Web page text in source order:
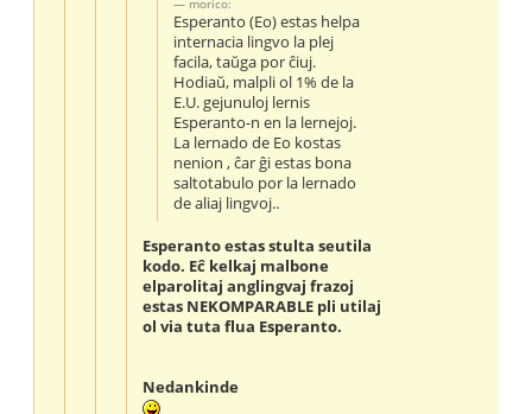
morico:
Esperanto (Eo) estas helpa
internacia lingvo la plej
facila, taŭga por ĉiuj.
Hodiaŭ, malpli ol 1% de la
E.U. gejunuloj lernis
Esperanto-n en la lernejoj.
La lernado de Eo kostas
nenion , ĉar ĝi estas bona
saltotabulo por la lernado
de aliaj lingvoj..
Esperanto estas stulta seutila
kodo. Eĉ kelkaj malbone
elparolitaj anglingvaj frazoj
estas NEKOMPARABLE pli utilaj
ol via tuta flua Esperanto.
Nedankinde